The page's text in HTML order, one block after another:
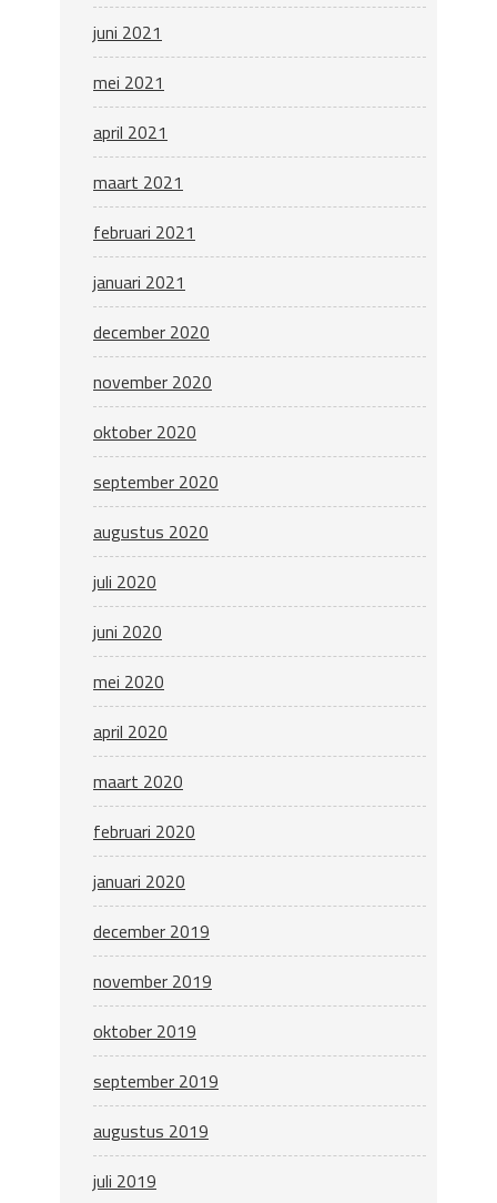
juni 2021
mei 2021
april 2021
maart 2021
februari 2021
januari 2021
december 2020
november 2020
oktober 2020
september 2020
augustus 2020
juli 2020
juni 2020
mei 2020
april 2020
maart 2020
februari 2020
januari 2020
december 2019
november 2019
oktober 2019
september 2019
augustus 2019
juli 2019